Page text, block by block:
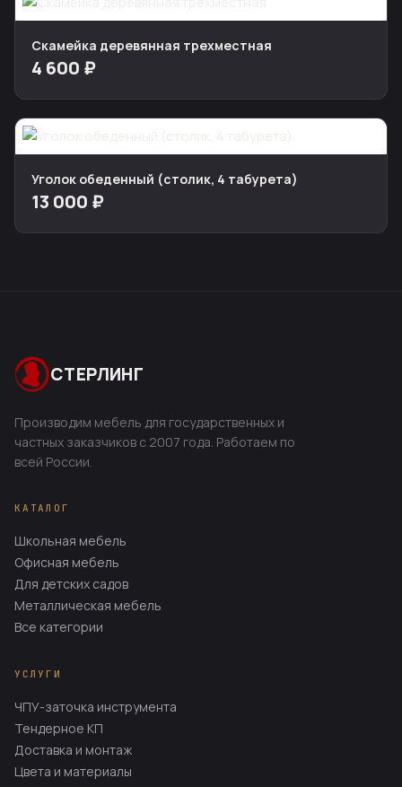
Скамейка деревянная трехместная
4 600 ₽
Уголок обеденный (столик, 4 табурета)
13 000 ₽
СТЕРЛИНГ
Производим мебель для государственных и
частных заказчиков с 2007 года. Работаем по
всей России.
КАТАЛОГ
Школьная мебель
Офисная мебель
Для детских садов
Металлическая мебель
Все категории
УСЛУГИ
ЧПУ-заточка инструмента
Тендерное КП
Доставка и монтаж
Цвета и материалы